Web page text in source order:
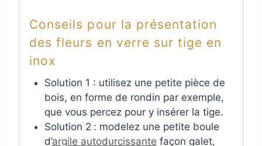
Conseils pour la présentation
des fleurs en verre sur tige en
inox
Solution 1 : utilisez une petite pièce de
bois, en forme de rondin par exemple,
que vous percez pour y insérer la tige.
Solution 2 : modelez une petite boule
d’argile autodurcissante façon galet,